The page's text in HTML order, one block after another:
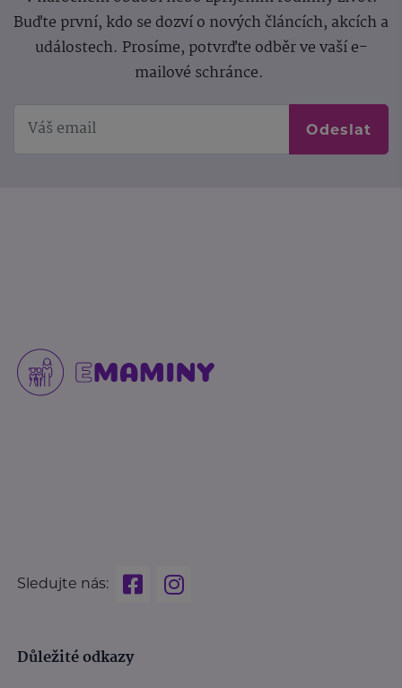
Buďte první, kdo se dozví o nových článcích, akcích a
událostech. Prosíme, potvrďte odběr ve vaší e-
mailové schránce.
Odeslat
Sledujte nás:
Důležité odkazy